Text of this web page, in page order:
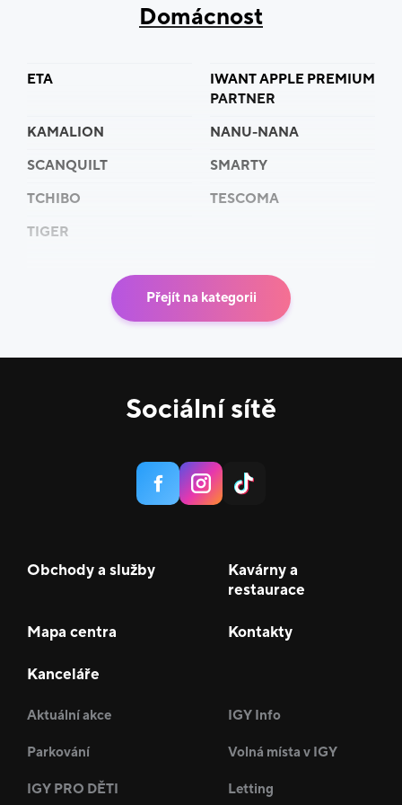
Domácnost
ETA
IWANT APPLE PREMIUM
PARTNER
KAMALION
NANU-NANA
SCANQUILT
SMARTY
TCHIBO
TESCOMA
TIGER
Přejít na kategorii
Sociální sítě
Obchody a služby
Kavárny a
restaurace
Mapa centra Kontakty
Kanceláře
Aktuální akce IGY Info
Parkování Volná místa v IGY
IGY PRO DĚTI Letting